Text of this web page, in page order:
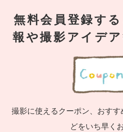
無料会員登録す
報や撮影アイデ
撮影に使えるクーポン、おす
どをいち早く